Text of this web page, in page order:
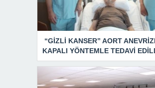
“GİZLİ KANSER” AORT
KAPALI YÖNTEMLE TEDAVİ